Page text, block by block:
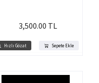
Hızlı Gözat Sepete Ekle
3,500.00 TL